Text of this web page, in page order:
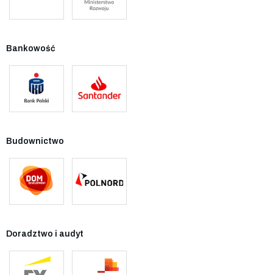
Bankowość
Budownictwo
Doradztwo i audyt